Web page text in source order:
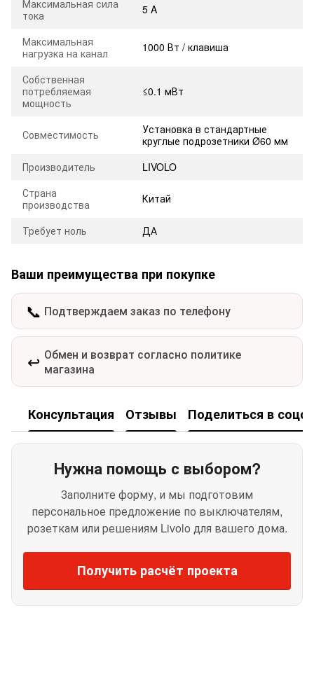
Максимальная сила
тока
5 A
Максимальная
нагрузка на канал
1000 Вт / клавиша
Собственная
потребляемая
мощность
≤0.1 мВт
Совместимость
Установка в стандартные
круглые подрозетники Ø60 мм
Производитель
LIVOLO
Страна
производства
Китай
Требует ноль ДА
Ваши преимущества при покупке
📞 Подтверждаем заказ по телефону
↩️ Обмен и возврат согласно политике
магазина
Консультация Отзывы Поделиться в
Нужна помощь с выбором?
Заполните форму, и мы подготовим
персональное предложение по выключателям,
розеткам или решениям Livolo для вашего дома.
Получить расчёт проекта